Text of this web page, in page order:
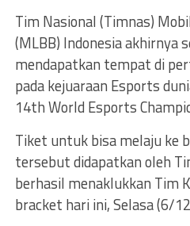
Tim Nasional (Timnas)
(MLBB) Indonesia akhirnya
mendapatkan tempat di
pada kejuaraan Esports
14th World Esports
Tiket untuk bisa melaju ke
tersebut didapatkan oleh
berhasil menaklukkan Tim
bracket hari ini, Selasa (6/